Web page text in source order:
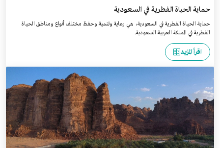
حماية الحياة الفطرية في السعودية
حماية الحياة الفطرية في السعودية، هي رعاية وتنمية وحفظ مختلف أنواع ومناطق الحياة
الفطرية في المملكة العربية السعودية.
اقرأ المزيد